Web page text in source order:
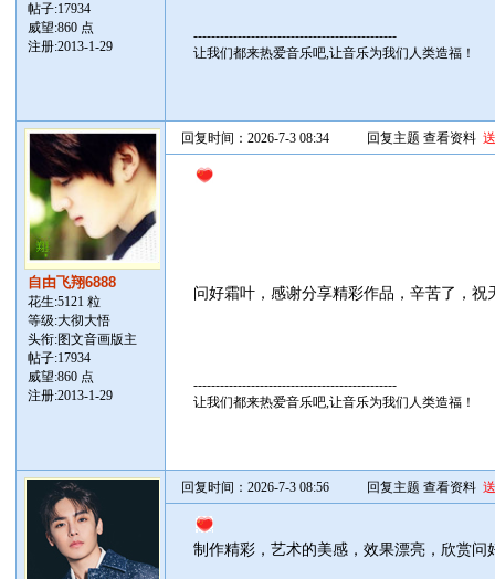
帖子:17934
威望:860 点
注册:2013-1-29
----------------------------------------------
让我们都来热爱音乐吧,让音乐为我们人类造福！
自由飞翔6888
花生:5121 粒
等级:大彻大悟
头衔:图文音画版主
帖子:17934
威望:860 点
注册:2013-1-29
回复时间：2026-7-3 08:34 回复主题 查看资料
问好霜叶，感谢分享精彩作品，辛苦了，祝
----------------------------------------------
让我们都来热爱音乐吧,让音乐为我们人类造福！
回复时间：2026-7-3 08:56 回复主题 查看资料
制作精彩，艺术的美感，效果漂亮，欣赏问